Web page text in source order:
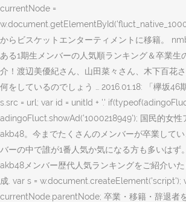
currentNode =
からビスケットエンターティメントに移籍。
ある1期生メンバーの人気順ランキング＆卒業生
介！渡辺美優紀さん、山田菜々さん、木下百花
何をしているのでしょう … 2016.01.18: 「欅坂46
s.src = url; var id = unitId + '.'
adingoFluct.showAd('1000218949'); 国民的女性
akb48。今までたくさんのメンバーが卒業して
バーの中で誰が1番人気か気になる方も多いはず
akb48メンバー歴代人気ランキングをご紹介い
成. var s = w.document.createElement('script');
currentNode.parentNode; 卒業・移籍・辞退者